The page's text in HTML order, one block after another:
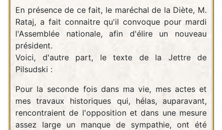
En présence de ce fait, le maréchal de la Diète, M.
Rataj, a fait connaitre qu'il convoque pour mardi
l'Assemblée nationale, afin d'élire un nouveau
président.
Voici, d'autre part, le texte de la Jettre de
Pilsudski :
Pour la seconde fois dans ma vie, mes actes et
mes travaux historiques qui, hélas, auparavant,
rencontraient de l'opposition et dans une mesure
assez large un manque de sympathie, ont été